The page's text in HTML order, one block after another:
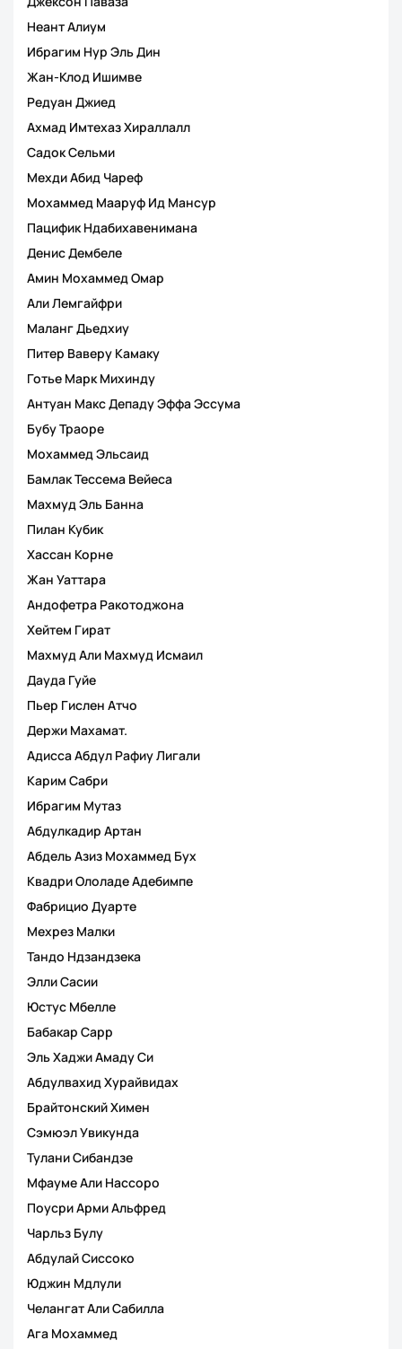
Неант Алиум
Ибрагим Нур Эль Дин
Жан-Клод Ишимве
Редуан Джиед
Ахмад Имтехаз Хираллалл
Садок Сельми
Мехди Абид Чареф
Мохаммед Мааруф Ид Мансур
Пацифик Ндабихавенимана
Денис Дембеле
Амин Мохаммед Омар
Али Лемгайфри
Маланг Дьедхиу
Питер Ваверу Камаку
Готье Марк Михинду
Антуан Макс Депаду Эффа Эссума
Бубу Траоре
Мохаммед Эльсаид
Бамлак Тессема Вейеса
Махмуд Эль Банна
Пилан Кубик
Хассан Корне
Жан Уаттара
Андофетра Ракотоджона
Хейтем Гират
Махмуд Али Махмуд Исмаил
Дауда Гуйе
Пьер Гислен Атчо
Держи Махамат.
Адисса Абдул Рафиу Лигали
Карим Сабри
Ибрагим Мутаз
Абдулкадир Артан
Абдель Азиз Мохаммед Бух
Квадри Ололаде Адебимпе
Фабрицио Дуарте
Мехрез Малки
Тандо Ндзандзека
Элли Сасии
Юстус Мбелле
Бабакар Сарр
Эль Хаджи Амаду Си
Абдулвахид Хурайвидах
Брайтонский Химен
Сэмюэл Увикунда
Тулани Сибандзе
Мфауме Али Нассоро
Поусри Арми Альфред
Чарльз Булу
Абдулай Сиссоко
Юджин Мдлули
Челангат Али Сабилла
Ага Мохаммед